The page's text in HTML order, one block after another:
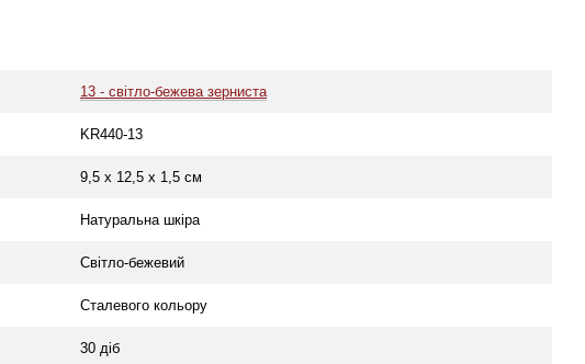
13 - світло-бежева зерниста
KR440-13
9,5 х 12,5 х 1,5 см
Натуральна шкіра
Світло-бежевий
Сталевого кольору
30 діб